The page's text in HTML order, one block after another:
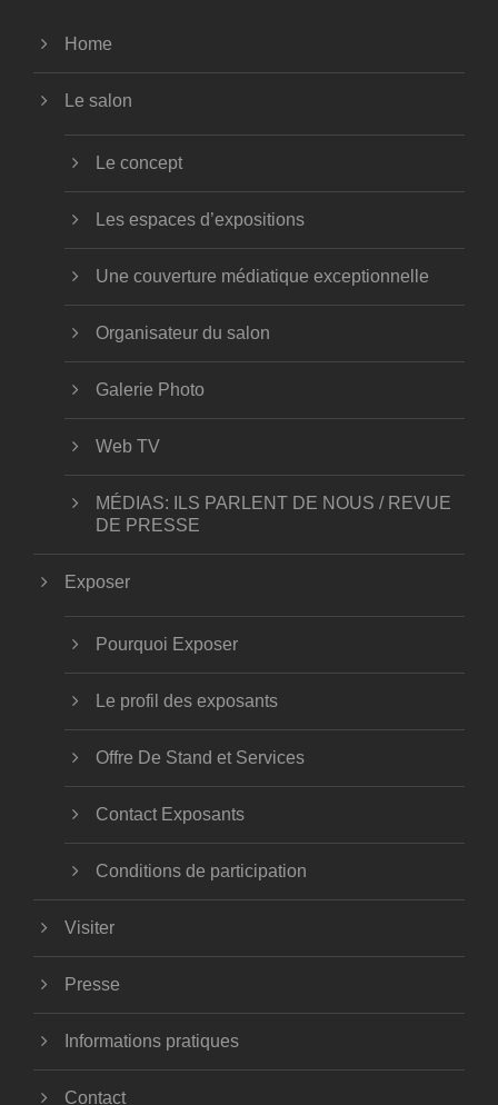
Home
Le salon
Le concept
Les espaces d’expositions
Une couverture médiatique exceptionnelle
Organisateur du salon
Galerie Photo
Web TV
MÉDIAS: ILS PARLENT DE NOUS / REVUE
DE PRESSE
Exposer
Pourquoi Exposer
Le profil des exposants
Offre De Stand et Services
Contact Exposants
Conditions de participation
Visiter
Presse
Informations pratiques
Contact